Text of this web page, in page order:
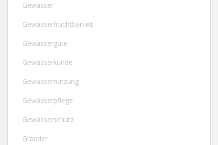
Gewässer
Gewässerfruchtbarkeit
Gewässergüte
Gewässerkunde
Gewässernutzung
Gewässerpflege
Gewässerschutz
Grander